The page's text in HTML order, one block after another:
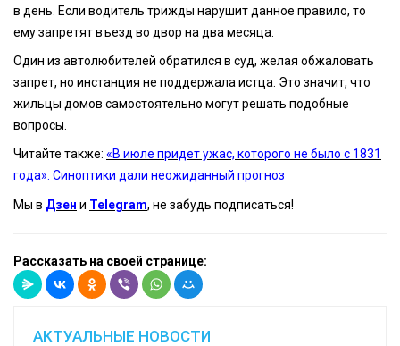
в день. Если водитель трижды нарушит данное правило, то
ему запретят въезд во двор на два месяца.
Один из автолюбителей обратился в суд, желая обжаловать
запрет, но инстанция не поддержала истца. Это значит, что
жильцы домов самостоятельно могут решать подобные
вопросы.
Читайте также: «В июле придет ужас, которого не было с 1831
года». Синоптики дали неожиданный прогноз
Мы в Дзен и Telegram, не забудь подписаться!
Рассказать на своей странице:
АКТУАЛЬНЫЕ НОВОСТИ